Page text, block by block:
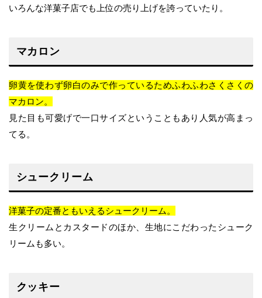
いろんな洋菓子店でも上位の売り上げを誇っていたり。
マカロン
卵黄を使わず卵白のみで作っているためふわふわさくさくの
マカロン。
見た目も可愛げで一口サイズということもあり人気が高まっ
てる。
シュークリーム
洋菓子の定番ともいえるシュークリーム。
生クリームとカスタードのほか、生地にこだわったシューク
リームも多い。
クッキー